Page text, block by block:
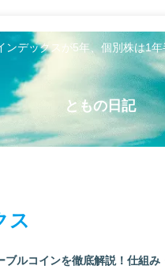
デックスが5年、個別株は1
ともの日記
ス
ブルコインを徹底解説！仕組